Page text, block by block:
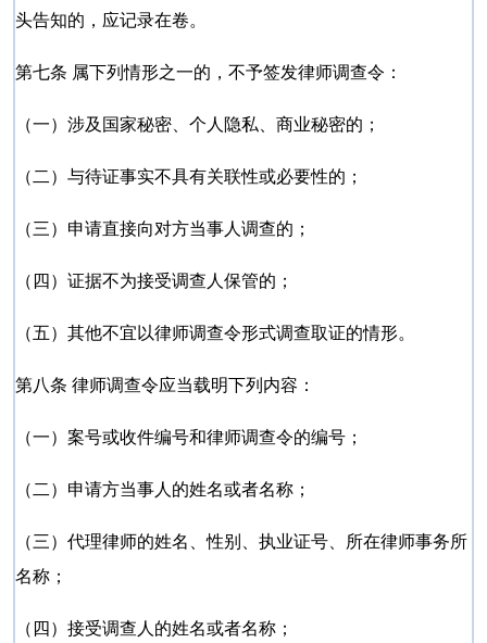
头告知的，应记录在卷。
第七条 属下列情形之一的，不予签发律师调查令：
（一）涉及国家秘密、个人隐私、商业秘密的；
（二）与待证事实不具有关联性或必要性的；
（三）申请直接向对方当事人调查的；
（四）证据不为接受调查人保管的；
（五）其他不宜以律师调查令形式调查取证的情形。
第八条 律师调查令应当载明下列内容：
（一）案号或收件编号和律师调查令的编号；
（二）申请方当事人的姓名或者名称；
（三）代理律师的姓名、性别、执业证号、所在律师事务所
名称；
（四）接受调查人的姓名或者名称；